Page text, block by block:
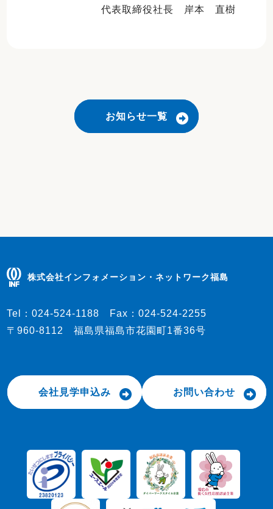
代表取締役社長 岸本 直樹
お知らせ一覧
株式会社インフォメーション・ネットワーク福島
Tel：024-524-1188 Fax：024-524-2255
〒960-8112 福島県福島市花園町1番36号
会社見学申込み お問い合わせ